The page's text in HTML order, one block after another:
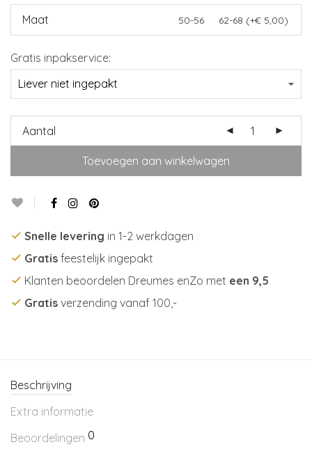
€ 69,95
Maat
50-56 62-68 (+€ 5,00)
Gratis inpakservice:
Aantal
Toevoegen aan winkelwagen
Snelle levering in 1-2 werkdagen
Gratis feestelijk ingepakt
Klanten beoordelen Dreumes enZo met een 9,5
Gratis verzending vanaf 100,-
Beschrijving
Extra informatie
Beoordelingen 0